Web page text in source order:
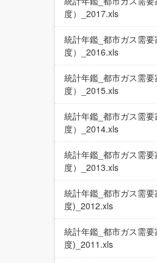
度）_2017.xls
統計年鑑_都市ガス需
度）_2016.xls
統計年鑑_都市ガス需
度）_2015.xls
統計年鑑_都市ガス需
度）_2014.xls
統計年鑑_都市ガス需
度）_2013.xls
統計年鑑_都市ガス需
度)_2012.xls
統計年鑑_都市ガス需
度)_2011.xls